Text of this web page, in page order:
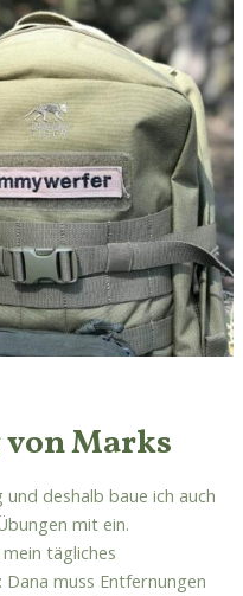
Marks
deshalb baue ich auch
mit ein.
tägliches
muss Entfernungen